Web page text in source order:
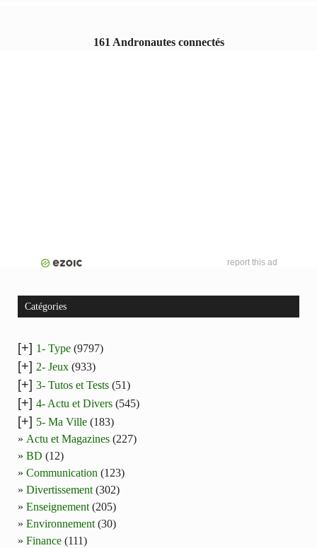
161 Andronautes connectés
report this ad
Catégories
[+] 1- Type (9797)
[+] 2- Jeux (933)
[+] 3- Tutos et Tests (51)
[+] 4- Actu et Divers (545)
[+] 5- Ma Ville (183)
Actu et Magazines (227)
BD (12)
Communication (123)
Divertissement (302)
Enseignement (205)
Environnement (30)
Finance (111)